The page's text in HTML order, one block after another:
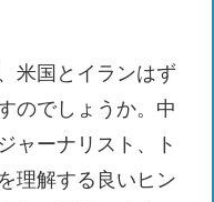
米国とイランはず
のでしょうか。中
ャーナリスト、ト
理解する良いヒン